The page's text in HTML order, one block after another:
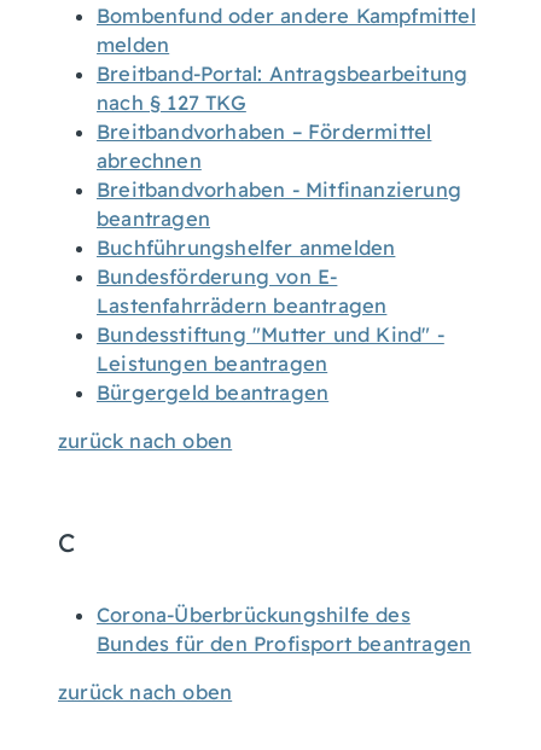
Bombenfund oder andere Kampfmittel
melden
Breitband-Portal: Antragsbearbeitung
nach § 127 TKG
Breitbandvorhaben – Fördermittel
abrechnen
Breitbandvorhaben - Mitfinanzierung
beantragen
Buchführungshelfer anmelden
Bundesförderung von E-
Lastenfahrrädern beantragen
Bundesstiftung "Mutter und Kind" -
Leistungen beantragen
Bürgergeld beantragen
zurück nach oben
C
Corona-Überbrückungshilfe des
Bundes für den Profisport beantragen
zurück nach oben